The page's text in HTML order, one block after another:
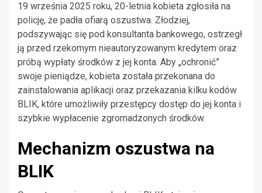
19 września 2025 roku, 20-letnia kobieta zgłosiła na
policję, że padła ofiarą oszustwa. Złodziej,
podszywając się pod konsultanta bankowego, ostrzegł
ją przed rzekomym nieautoryzowanym kredytem oraz
próbą wypłaty środków z jej konta. Aby „ochronić”
swoje pieniądze, kobieta została przekonana do
zainstalowania aplikacji oraz przekazania kilku kodów
BLIK, które umożliwiły przestępcy dostęp do jej konta i
szybkie wypłacenie zgromadzonych środków.
Mechanizm oszustwa na
BLIK